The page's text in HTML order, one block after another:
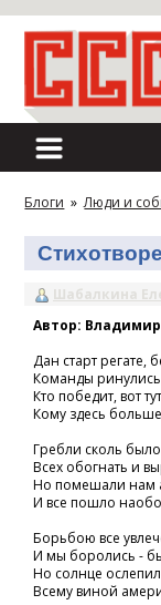
Блоги » Люди и
Шабалкина
Автор:
Дан старт регате,
Команды ринулись
Кто победит, вот
Кому здесь больше
Гребли сколь
Всех обогнать и
Но помешали нам
И все пошло
Борьбою все
И мы боролись -
Но солнце
Всему виной